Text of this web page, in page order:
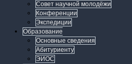
Совет научной молодёжи
Конференции
Экспедиции
Образование
Основные сведения
Абитуриенту
ЭИОС